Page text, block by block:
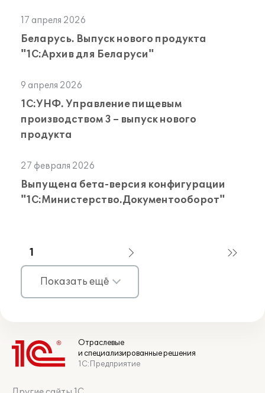
17 апреля 2026
Беларусь. Выпуск нового продукта
"1С:Архив для Беларуси"
9 апреля 2026
1С:УНФ. Управление пищевым
производством 3 – выпуск нового
продукта
27 февраля 2026
Выпущена бета-версия конфигурации
"1С:Министерство.Документооборот"
Показать ещё
1
Отраслевые
и специализированные решения
1С:Предприятие